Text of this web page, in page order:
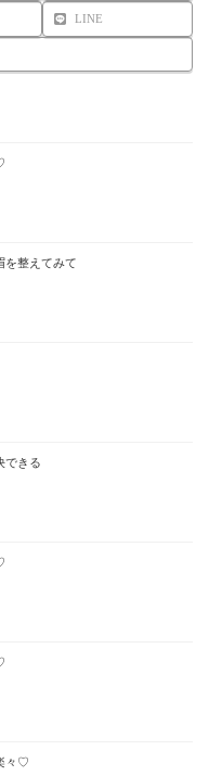
LINE
を整えてみて
できる
々♡